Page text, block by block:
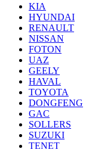
KIA
HYUNDAI
RENAULT
NISSAN
FOTON
UAZ
GEELY
HAVAL
TOYOTA
DONGFENG
GAC
SOLLERS
SUZUKI
TENET